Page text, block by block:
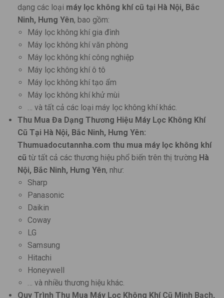
dạng các loại máy lọc không khí cũ tại Hà Nội, Bắc
Ninh, Hưng Yên, bao gồm:
Máy lọc không khí gia đình
Máy lọc không khí văn phòng
Máy lọc không khí công nghiệp
Máy lọc không khí ô tô
Máy lọc không khí tạo ẩm
Máy lọc không khí khử mùi
… và tất cả các loại máy lọc không khí khác.
Thu Mua Đa Dạng Thương Hiệu Máy Lọc Không Khí
Cũ Tại Hà Nội, Bắc Ninh, Hưng Yên:
Thumuadocutannha.com thu mua máy lọc không khí
cũ từ tất cả các thương hiệu phổ biến trên thị trường Hà
Nội, Bắc Ninh, Hưng Yên, như:
Sharp
Panasonic
Daikin
Coway
LG
Samsung
Hitachi
Honeywell
… và nhiều thương hiệu khác.
Quy Trình Thu Mua Máy Lọc Không Khí Cũ Minh Bạch,